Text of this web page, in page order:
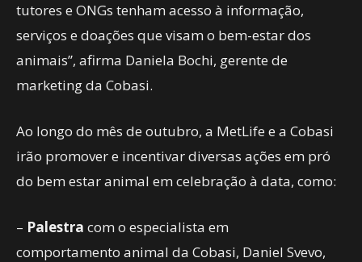
tutores e ONGs tenham acesso à informação,
serviços e doações que visam o bem-estar dos
animais”, afirma Daniela Bochi, gerente de
marketing da Cobasi.
Ao longo do mês de outubro, a MetLife e a Cobasi
irão promover e incentivar diversas ações em pró
do bem estar animal em celebração à data, como:
– Palestra com o especialista em
comportamento animal da Cobasi, Daniel Svevo,